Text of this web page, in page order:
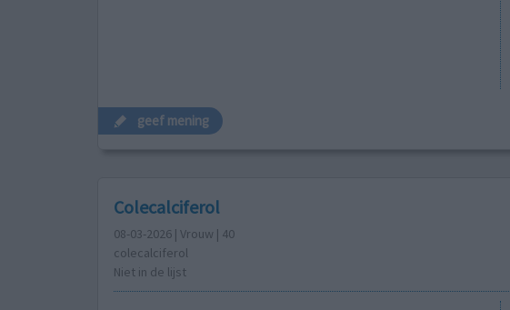
geef mening
Colecalciferol
08-03-2026 | Vrouw | 40
colecalciferol
Niet in de lijst